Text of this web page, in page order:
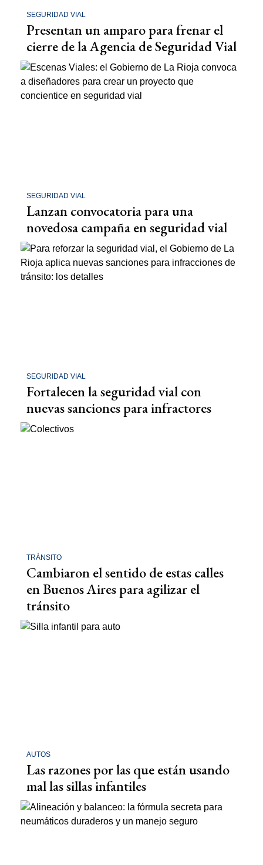
SEGURIDAD VIAL
Presentan un amparo para frenar el
cierre de la Agencia de Seguridad Vial
SEGURIDAD VIAL
Lanzan convocatoria para una
novedosa campaña en seguridad vial
SEGURIDAD VIAL
Fortalecen la seguridad vial con
nuevas sanciones para infractores
TRÁNSITO
Cambiaron el sentido de estas calles
en Buenos Aires para agilizar el
tránsito
AUTOS
Las razones por las que están usando
mal las sillas infantiles